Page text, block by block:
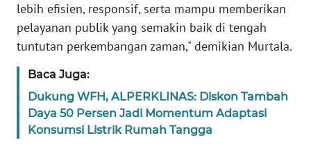
lebih efisien, responsif, serta mampu memberikan
pelayanan publik yang semakin baik di tengah
tuntutan perkembangan zaman," demikian Murtala.
Baca Juga:
Dukung WFH, ALPERKLINAS: Diskon Tambah
Daya 50 Persen Jadi Momentum Adaptasi
Konsumsi Listrik Rumah Tangga
WN
SUMBAR
SUMSEL
WN
BENGKULU